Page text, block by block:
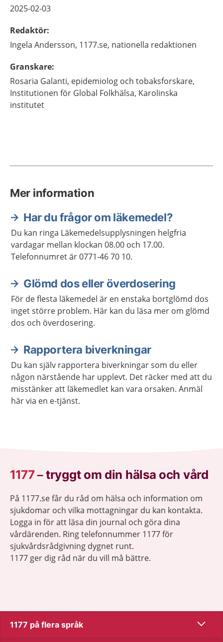
2025-02-03
Redaktör:
Ingela Andersson, 1177.se, nationella redaktionen
Granskare:
Rosaria Galanti, epidemiolog och tobaksforskare,
Institutionen för Global Folkhälsa, Karolinska
institutet
Mer information
Har du frågor om läkemedel?
Du kan ringa Läkemedelsupplysningen helgfria
vardagar mellan klockan 08.00 och 17.00.
Telefonnumret är 0771-46 70 10.
Glömd dos eller överdosering
För de flesta läkemedel är en enstaka bortglömd dos
inget större problem. Här kan du läsa mer om glömd
dos och överdosering.
Rapportera biverkningar
Du kan själv rapportera biverkningar som du eller
någon närstående har upplevt. Det räcker med att du
misstänker att läkemedlet kan vara orsaken. Anmäl
här via en e-tjänst.
1177–tryggt om din hälsa och vård
På 1177.se får du råd om hälsa och information om
sjukdomar och vilka mottagningar du kan kontakta.
Logga in för att läsa din journal och göra dina
vårdärenden. Ring telefonnummer 1177 för
sjukvårdsrådgivning dygnet runt.
1177 ger dig råd när du vill må bättre.
1177 på flera språk Visa